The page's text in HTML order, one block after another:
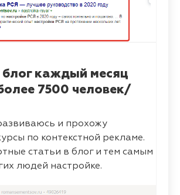
блог каждый месяц
7500 человек/
и прохожу
по контекстной рекламе.
статьи в блог и тем самым
людей настройке.